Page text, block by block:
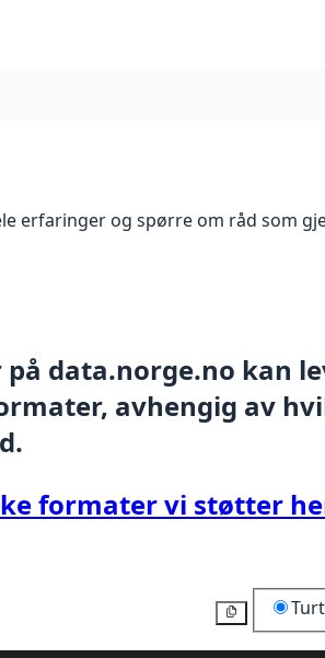
erfaringer og spørre om råd som
data.norge.no kan
avhengig av
formater vi støtter
Kopier